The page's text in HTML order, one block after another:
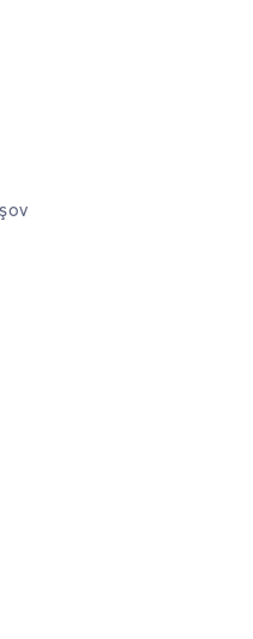
0 на основе 0 оценок
0 на основе 0 оценок